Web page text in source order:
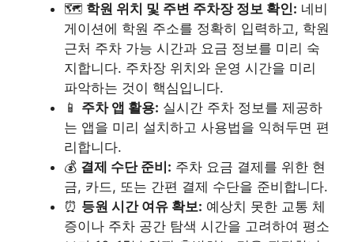
🗺️ 학원 위치 및 주변 주차장 정보 확인: 네비
게이션에 학원 주소를 정확히 입력하고, 학원
근처 주차 가능 시간과 요금 정보를 미리 숙
지합니다. 주차장 위치와 운영 시간을 미리
파악하는 것이 핵심입니다.
📱 주차 앱 활용: 실시간 주차 정보를 제공하
는 앱을 미리 설치하고 사용법을 익혀두면 편
리합니다.
💰 결제 수단 준비: 주차 요금 결제를 위한 현
금, 카드, 또는 간편 결제 수단을 준비합니다.
⏰ 등원 시간 여유 확보: 예상치 못한 교통 체
증이나 주차 공간 탐색 시간을 고려하여 평소